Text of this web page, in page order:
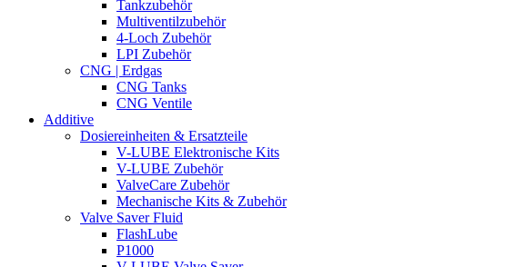
Tankzubehör
Multiventilzubehör
4-Loch Zubehör
LPI Zubehör
CNG | Erdgas
CNG Tanks
CNG Ventile
Additive
Dosiereinheiten & Ersatzteile
V-LUBE Elektronische Kits
V-LUBE Zubehör
ValveCare Zubehör
Mechanische Kits & Zubehör
Valve Saver Fluid
FlashLube
P1000